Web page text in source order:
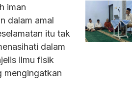
iman
dalam amal
itu tak
dalam